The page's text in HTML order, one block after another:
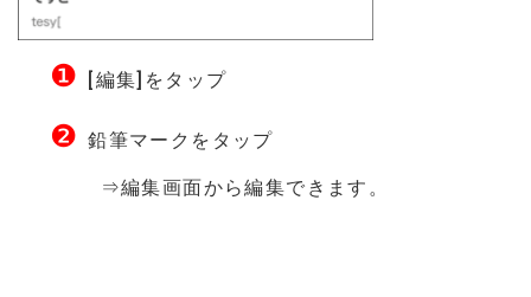
❶ [編集]をタップ
❷鉛筆マークをタップ
⇒編集画面から編集できます。